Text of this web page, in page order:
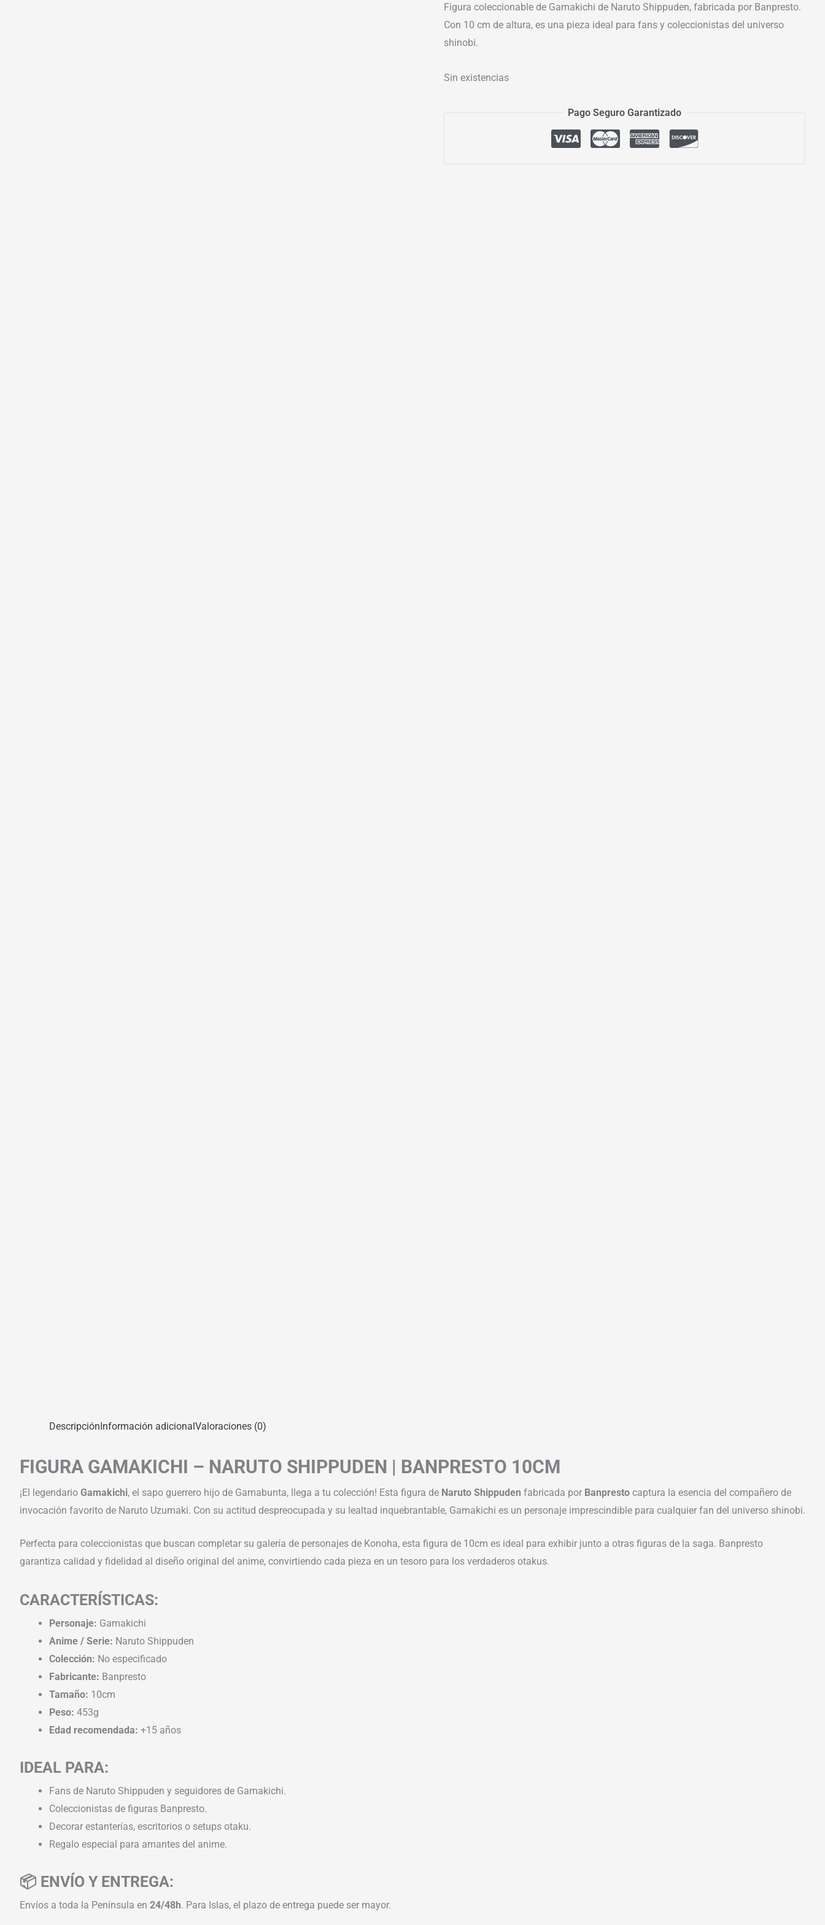
Figura coleccionable de Gamakichi de Naruto Shippuden, fabricada por Banpresto.
Con 10 cm de altura, es una pieza ideal para fans y coleccionistas del universo
shinobi.
Sin existencias
Pago Seguro Garantizado
DescripciónInformación adicionalValoraciones (0)
FIGURA GAMAKICHI – NARUTO SHIPPUDEN | BANPRESTO 10CM
¡El legendario Gamakichi, el sapo guerrero hijo de Gamabunta, llega a tu colección! Esta figura de Naruto Shippuden fabricada por Banpresto captura la esencia del compañero de
invocación favorito de Naruto Uzumaki. Con su actitud despreocupada y su lealtad inquebrantable, Gamakichi es un personaje imprescindible para cualquier fan del universo shinobi.
Perfecta para coleccionistas que buscan completar su galería de personajes de Konoha, esta figura de 10cm es ideal para exhibir junto a otras figuras de la saga. Banpresto
garantiza calidad y fidelidad al diseño original del anime, convirtiendo cada pieza en un tesoro para los verdaderos otakus.
CARACTERÍSTICAS:
Personaje: Gamakichi
Anime / Serie: Naruto Shippuden
Colección: No especificado
Fabricante: Banpresto
Tamaño: 10cm
Peso: 453g
Edad recomendada: +15 años
IDEAL PARA:
Fans de Naruto Shippuden y seguidores de Gamakichi.
Coleccionistas de figuras Banpresto.
Decorar estanterías, escritorios o setups otaku.
Regalo especial para amantes del anime.
📦 ENVÍO Y ENTREGA:
Envíos a toda la Península en 24/48h. Para Islas, el plazo de entrega puede ser mayor.